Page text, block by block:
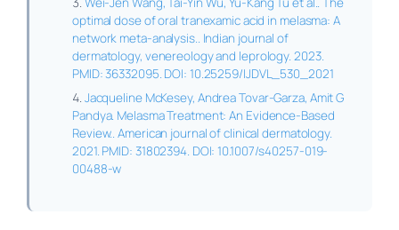
optimal dose of oral tranexamic acid in melasma: A
network meta-analysis.. Indian journal of
dermatology, venereology and leprology. 2023.
PMID: 36332095. DOI: 10.25259/IJDVL_530_2021
Jacqueline McKesey, Andrea Tovar-Garza, Amit G
Pandya. Melasma Treatment: An Evidence-Based
Review.. American journal of clinical dermatology.
2021. PMID: 31802394. DOI: 10.1007/s40257-019-
00488-w